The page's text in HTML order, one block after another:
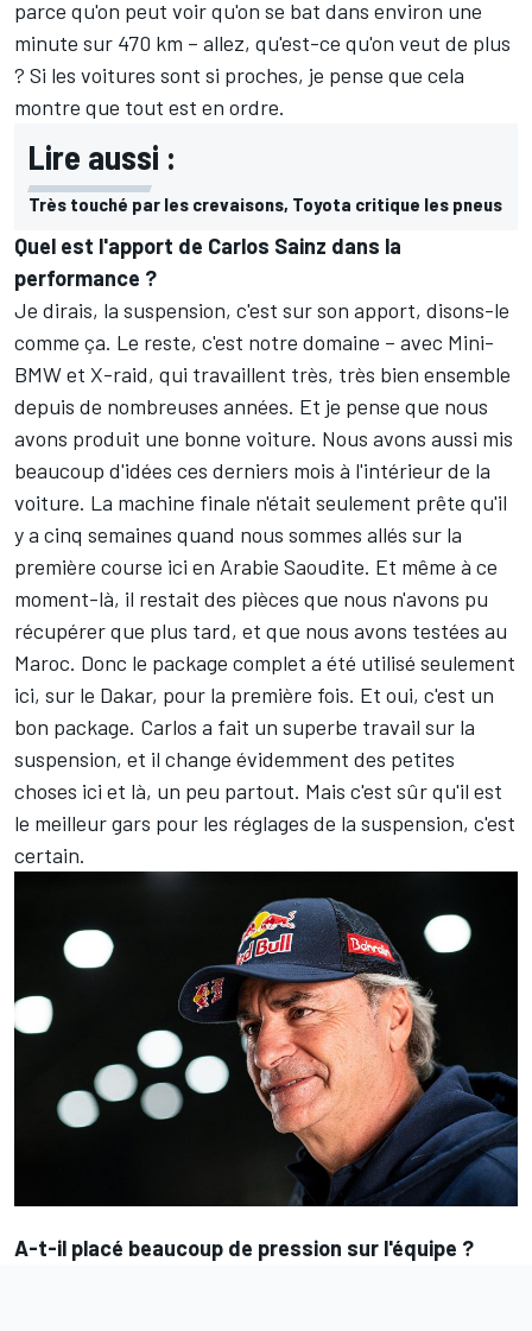
parce qu'on peut voir qu'on se bat dans environ une
minute sur 470 km – allez, qu'est-ce qu'on veut de plus
? Si les voitures sont si proches, je pense que cela
montre que tout est en ordre.
Lire aussi :
Très touché par les crevaisons, Toyota critique les pneus
Quel est l'apport de Carlos Sainz dans la
performance ?
Je dirais, la suspension, c'est sur son apport, disons-le
comme ça. Le reste, c'est notre domaine – avec Mini-
BMW et X-raid, qui travaillent très, très bien ensemble
depuis de nombreuses années. Et je pense que nous
avons produit une bonne voiture. Nous avons aussi mis
beaucoup d'idées ces derniers mois à l'intérieur de la
voiture. La machine finale n'était seulement prête qu'il
y a cinq semaines quand nous sommes allés sur la
première course ici en Arabie Saoudite. Et même à ce
moment-là, il restait des pièces que nous n'avons pu
récupérer que plus tard, et que nous avons testées au
Maroc. Donc le package complet a été utilisé seulement
ici, sur le Dakar, pour la première fois. Et oui, c'est un
bon package. Carlos a fait un superbe travail sur la
suspension, et il change évidemment des petites
choses ici et là, un peu partout. Mais c'est sûr qu'il est
le meilleur gars pour les réglages de la suspension, c'est
certain.
A-t-il placé beaucoup de pression sur l'équipe ?